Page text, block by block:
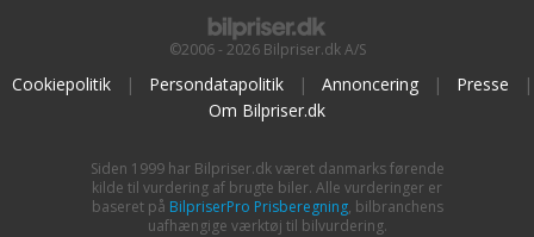
©2006 - 2026 Bilpriser.dk A/S
Cookiepolitik | Persondatapolitik | Annoncering | Presse
|
Om Bilpriser.dk
Siden 1999 har Bilpriser.dk været danmarks førende
kilde til vurdering af brugte biler. Alle vurderinger er
baseret på BilpriserPro Prisberegning, bilbranchens
uafhængige værktøj til bilvurdering.